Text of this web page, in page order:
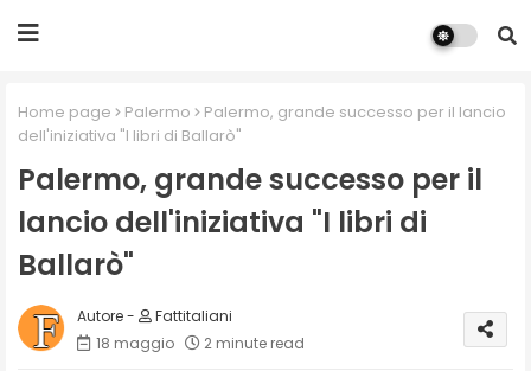
Home page Palermo
Palermo, grande successo per il lancio
dell'iniziativa "I libri di Ballarò"
Palermo, grande successo per il
lancio dell'iniziativa "I libri di
Ballarò"
Fattitaliani
18 maggio
2 minute read